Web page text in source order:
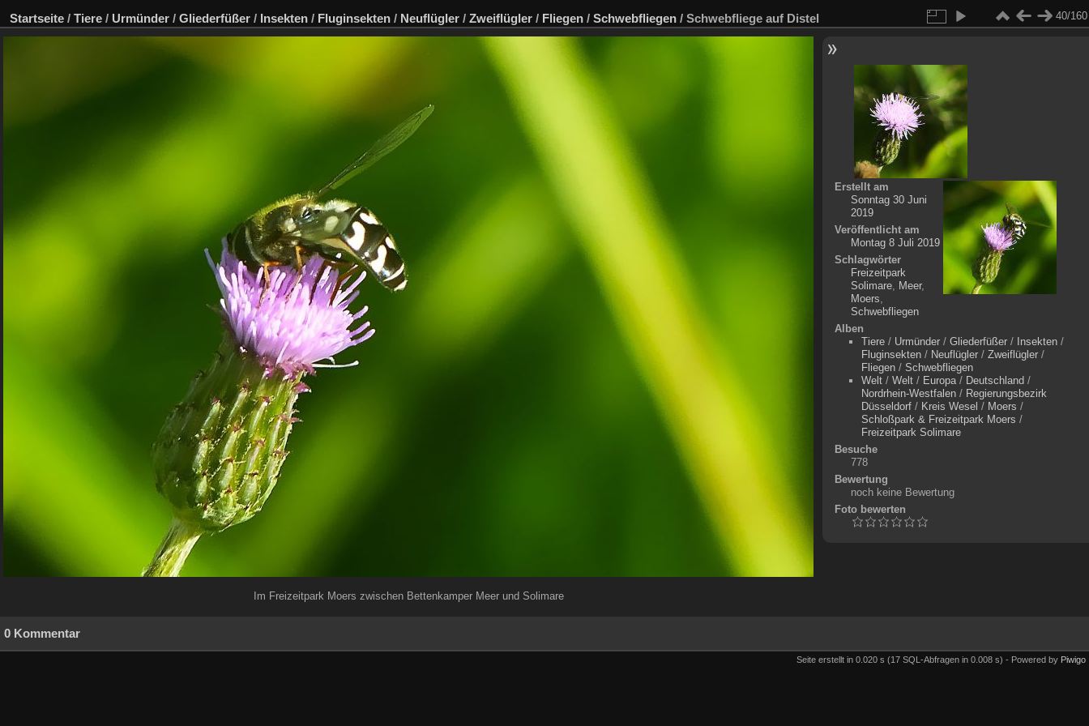
Startseite / Tiere / Urmünder / Gliederfüßer / Insekten / Fluginsekten / Neuflügler / Zweiflügler / Fliegen / Schwebfliegen / Schwebfliege auf Distel 40/160
Im Freizeitpark Moers zwischen Bettenkamper Meer und Solimare
Erstellt am
Sonntag 30 Juni
2019
Veröffentlicht am
Montag 8 Juli 2019
Schlagwörter
Freizeitpark
Solimare, Meer,
Moers,
Schwebfliegen
Alben
Tiere/ Urmünder/ Gliederfüßer/ Insekten/
Fluginsekten/ Neuflügler/ Zweiflügler/
Fliegen/ Schwebfliegen
Welt/ Welt/ Europa/ Deutschland /
Nordrhein-Westfalen/ Regierungsbezirk
Düsseldorf/ Kreis Wesel / Moers /
Schloßpark & Freizeitpark Moers /
Freizeitpark Solimare
Besuche
778
Bewertung
noch keine Bewertung
Foto bewerten
0 Kommentar
Seite erstellt in 0.020 s (17 SQL-Abfragen in 0.008 s) - Powered by Piwigo